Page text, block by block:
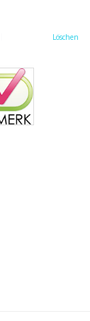
Löschen